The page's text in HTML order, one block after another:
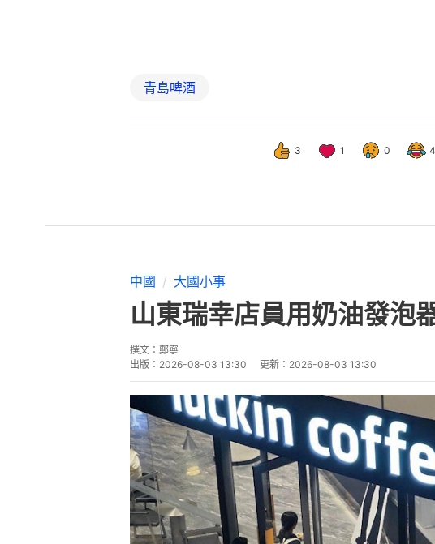
青島啤酒
3 1 0 4
中國 大國小事
山東瑞幸店員用奶油發
撰文： 鄭寧
出版： 2026-08-03 13:30 更新： 2026-08-03 13:30